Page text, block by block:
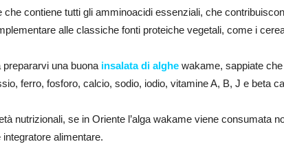
che contiene tutti gli amminoacidi essenziali, che
alle classiche fonti proteiche vegetali, come i
una buona insalata di alghewakame, sappiate
ferro, fosforo, calcio, sodio, iodio, vitamine A, B, J e beta
nutrizionali, se in Oriente l’alga wakame viene consumata
alimentare.